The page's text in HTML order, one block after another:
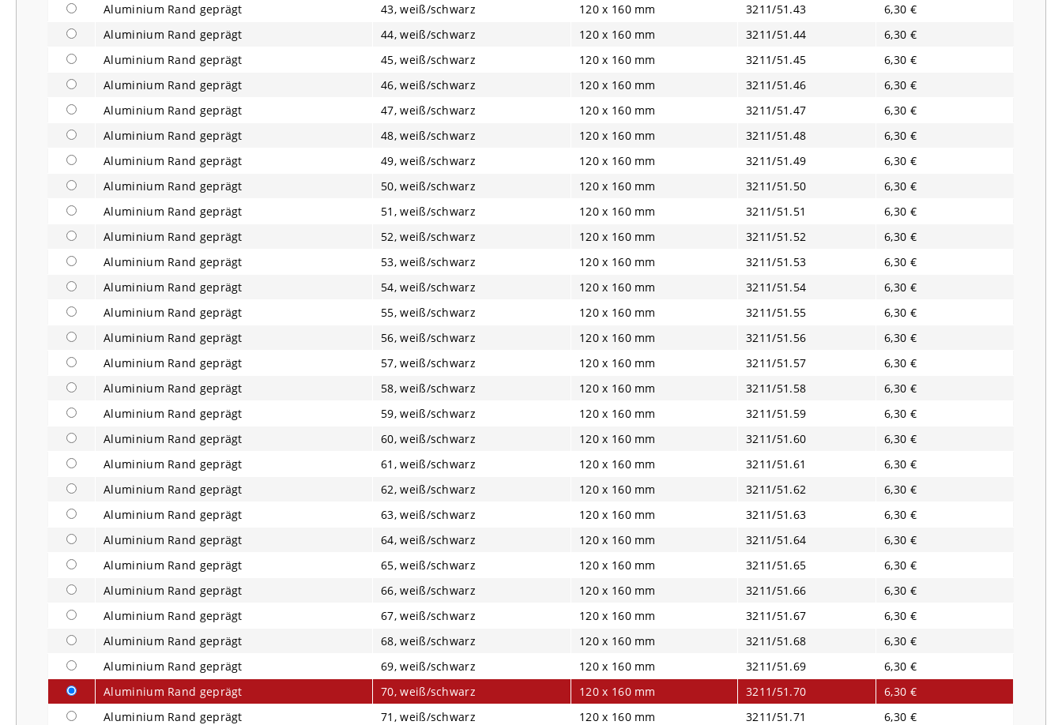
Aluminium Rand geprägt
43, weiß/schwarz 120 x 160 mm 3211/51.43
6,30 €
Aluminium Rand geprägt
44, weiß/schwarz 120 x 160 mm 3211/51.44
6,30 €
Aluminium Rand geprägt
45, weiß/schwarz 120 x 160 mm 3211/51.45
6,30 €
Aluminium Rand geprägt
46, weiß/schwarz 120 x 160 mm 3211/51.46
6,30 €
Aluminium Rand geprägt
47, weiß/schwarz 120 x 160 mm 3211/51.47
6,30 €
Aluminium Rand geprägt
48, weiß/schwarz 120 x 160 mm 3211/51.48
6,30 €
Aluminium Rand geprägt
49, weiß/schwarz 120 x 160 mm 3211/51.49
6,30 €
Aluminium Rand geprägt
50, weiß/schwarz 120 x 160 mm 3211/51.50
6,30 €
Aluminium Rand geprägt
51, weiß/schwarz 120 x 160 mm 3211/51.51
6,30 €
Aluminium Rand geprägt
52, weiß/schwarz 120 x 160 mm 3211/51.52
6,30 €
Aluminium Rand geprägt
53, weiß/schwarz 120 x 160 mm 3211/51.53
6,30 €
Aluminium Rand geprägt
54, weiß/schwarz 120 x 160 mm 3211/51.54
6,30 €
Aluminium Rand geprägt
55, weiß/schwarz 120 x 160 mm 3211/51.55
6,30 €
Aluminium Rand geprägt
56, weiß/schwarz 120 x 160 mm 3211/51.56
6,30 €
Aluminium Rand geprägt
57, weiß/schwarz 120 x 160 mm 3211/51.57
6,30 €
Aluminium Rand geprägt
58, weiß/schwarz 120 x 160 mm 3211/51.58
6,30 €
Aluminium Rand geprägt
59, weiß/schwarz 120 x 160 mm 3211/51.59
6,30 €
Aluminium Rand geprägt
60, weiß/schwarz 120 x 160 mm 3211/51.60
6,30 €
Aluminium Rand geprägt
61, weiß/schwarz 120 x 160 mm 3211/51.61
6,30 €
Aluminium Rand geprägt
62, weiß/schwarz 120 x 160 mm 3211/51.62
6,30 €
Aluminium Rand geprägt
63, weiß/schwarz 120 x 160 mm 3211/51.63
6,30 €
Aluminium Rand geprägt
64, weiß/schwarz 120 x 160 mm 3211/51.64
6,30 €
Aluminium Rand geprägt
65, weiß/schwarz 120 x 160 mm 3211/51.65
6,30 €
Aluminium Rand geprägt
66, weiß/schwarz 120 x 160 mm 3211/51.66
6,30 €
Aluminium Rand geprägt
67, weiß/schwarz 120 x 160 mm 3211/51.67
6,30 €
Aluminium Rand geprägt
68, weiß/schwarz 120 x 160 mm 3211/51.68
6,30 €
Aluminium Rand geprägt
69, weiß/schwarz 120 x 160 mm 3211/51.69
6,30 €
Aluminium Rand geprägt
70, weiß/schwarz 120 x 160 mm 3211/51.70
6,30 €
Aluminium Rand geprägt
71, weiß/schwarz 120 x 160 mm 3211/51.71
6,30 €